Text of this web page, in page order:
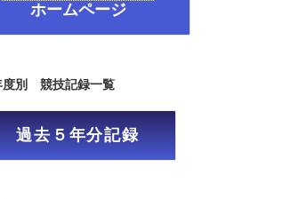
ホームページ
別 競技記録一覧
過去５年分記録